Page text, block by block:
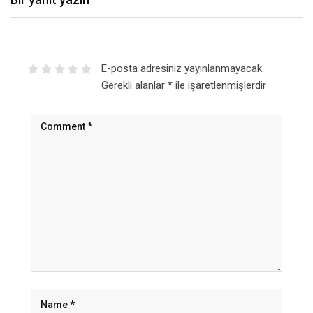
E-posta adresiniz yayınlanmayacak.
Gerekli alanlar *ile işaretlenmişlerdir